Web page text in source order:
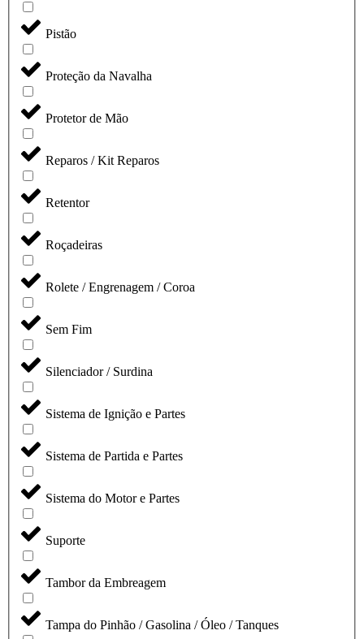
Pistão
Proteção da Navalha
Protetor de Mão
Reparos / Kit Reparos
Retentor
Roçadeiras
Rolete / Engrenagem / Coroa
Sem Fim
Silenciador / Surdina
Sistema de Ignição e Partes
Sistema de Partida e Partes
Sistema do Motor e Partes
Suporte
Tambor da Embreagem
Tampa do Pinhão / Gasolina / Óleo / Tanques